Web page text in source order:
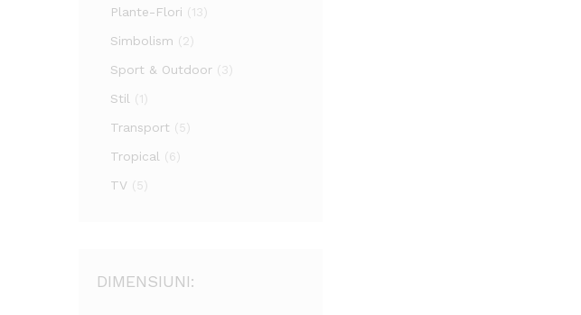
Plante-Flori (13)
Simbolism (2)
Sport & Outdoor (3)
Stil (1)
Transport (5)
Tropical (6)
TV (5)
DIMENSIUNI: